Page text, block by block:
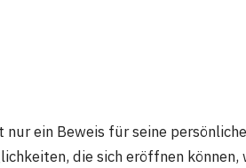
nur ein Beweis für seine
die sich eröffnen können,